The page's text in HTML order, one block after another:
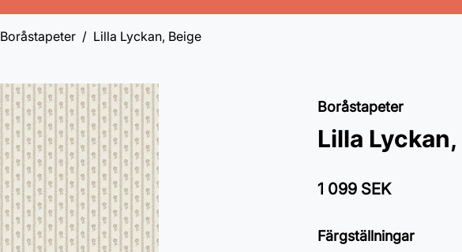
Boråstapeter Lilla Lyckan, Beige
Boråstapeter
Lilla
1 099 SEK
Färgställningar